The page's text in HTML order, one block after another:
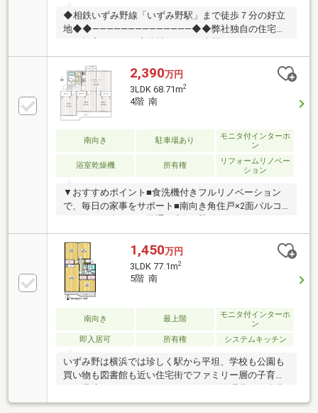
◆相鉄いずみ野線「いずみ野駅」まで徒歩７分の好立
地◆◆――――――――――――――◆◆弊社独自の住宅ロ
【丁寧な資金アドバイス】【ＦＰ提案書の作成】を随
時行っております。意外に知らないお客様が多い【定
年時の住宅ローン残高】【住宅購入者だけが加入でき
る無料の生命保険】【１３年間もらえる、国からの特
別ボーナス】これから多くなる【教育費】住宅を買っ
た後から始まる【住宅ローン返済】６５歳以上から必
要になる【老後の費用負担】住宅探しの【このタイミ
ング】で不安な部分を明確にしていきませんか？？
◆――――――――――――――◆
2,390万円
3LDK 68.71m2
4階 南
南向き 駐車場あり
モニタ付インターホ
ン
浴室乾燥機 所有権
リフォームリノベー
ション
▼おすすめポイント■食洗機付きフルリノベーション
で、毎日の家事をサポート■南向き角住戸×2面バルコ
を広く使え、家事動線もスムーズ■小学校徒歩9分・中
学校徒歩4分で、お子さまの通学も安心■和泉川やいず
み台公園があり、自然が身近な環境■相鉄いずみ野線
「いずみ野」駅徒歩6分で、通勤・通学も快適【アク
セス】相鉄いずみ野線「いずみ野」駅徒歩6分
1,450万円
3LDK 77.1m2
5階 南
南向き 最上階
モニタ付インターホ
ン
即入居可
所有権 システムキッチン
いずみ野は横浜では珍しく駅から平坦、学校も公園も
買い物も図書館も近い住宅街でファミリー層の子育て
も安く済みます。各戸に一階の倉庫が付いていて便利